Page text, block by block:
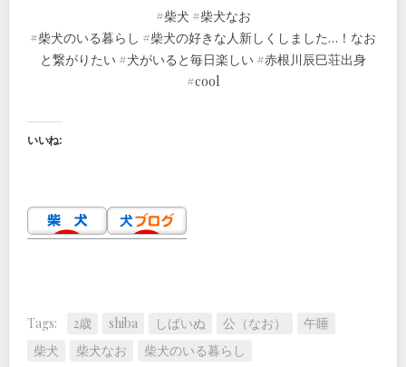
#柴犬 #柴犬なお
#柴犬のいる暮らし #柴犬の好きな人新しくしました…！なお
と繋がりたい #犬がいると毎日楽しい #赤根川辰巳荘出身
#cool
いいね:
Tags: 2歳 shiba しばいぬ 公（なお）
午睡
柴犬
柴犬なお
柴犬のいる暮らし